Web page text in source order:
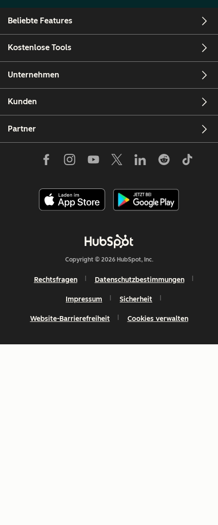
Beliebte Features
Kostenlose Tools
Unternehmen
Kunden
Partner
Copyright © 2026 HubSpot, Inc.
Rechtsfragen Datenschutzbestimmungen
Impressum Sicherheit
Website-Barrierefreiheit Cookies verwalten